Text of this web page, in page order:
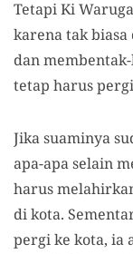
Tetapi Ki
karena tak
dan
tetap harus
Jika suaminya
apa-apa selain
harus
di kota.
pergi ke kota, ia